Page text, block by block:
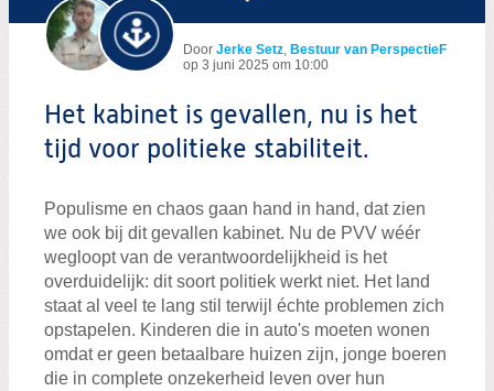
Zoeken:
Zoeken
Door Jerke Setz, Bestuur van PerspectieF
op 3 juni 2025 om 10:00
Het kabinet is gevallen, nu is het
tijd voor politieke stabiliteit.
Populisme en chaos gaan hand in hand, dat zien
we ook bij dit gevallen kabinet. Nu de PVV wéér
wegloopt van de verantwoordelijkheid is het
overduidelijk: dit soort politiek werkt niet. Het land
staat al veel te lang stil terwijl échte problemen zich
opstapelen. Kinderen die in auto's moeten wonen
omdat er geen betaalbare huizen zijn, jonge boeren
die in complete onzekerheid leven over hun